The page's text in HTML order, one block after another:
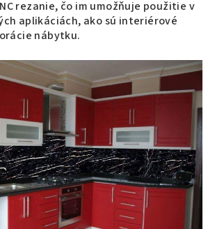
rezanie, čo im umožňuje použitie v
aplikáciách, ako sú interiérové
nábytku.